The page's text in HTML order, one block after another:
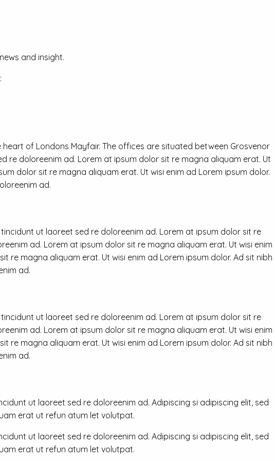
and insight.
of Londons Mayfair. The offices are situated between Grosvenor
re doloreenim ad. Lorem at ipsum dolor sit re magna aliquam erat. Ut
dolor sit re magna aliquam erat. Ut wisi enim ad Lorem ipsum dolor.
ad.
ut laoreet sed re doloreenim ad. Lorem at ipsum dolor sit re
ad. Lorem at ipsum dolor sit re magna aliquam erat. Ut wisi enim
re magna aliquam erat. Ut wisi enim ad Lorem ipsum dolor. Ad sit nibh
ad.
ut laoreet sed re doloreenim ad. Lorem at ipsum dolor sit re
ad. Lorem at ipsum dolor sit re magna aliquam erat. Ut wisi enim
re magna aliquam erat. Ut wisi enim ad Lorem ipsum dolor. Ad sit nibh
ad.
ut laoreet sed re doloreenim ad. Adipiscing si adipiscing elit, sed
erat ut refun atum let volutpat.
ut laoreet sed re doloreenim ad. Adipiscing si adipiscing elit, sed
erat ut refun atum let volutpat.